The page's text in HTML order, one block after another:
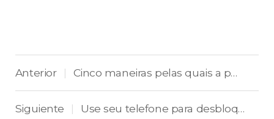
Anterior | Cinco maneiras pelas quais a porta de acesso por smartphone deixa seu escritório mais seguro
Siguiente | Use seu telefone para desbloquear o mundo real com o controle de acesso móvel